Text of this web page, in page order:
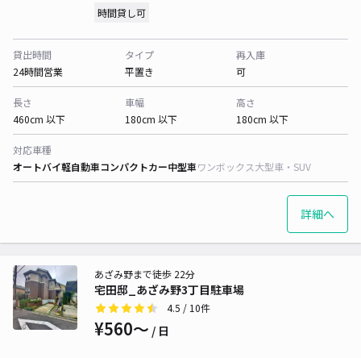
時間貸し可
貸出時間
24時間営業
タイプ
平置き
再入庫
可
長さ
460cm 以下
車幅
180cm 以下
高さ
180cm 以下
対応車種
オートバイ軽自動車コンパクトカー中型車ワンボックス大型車・SUV
詳細へ
宅田邸_あざみ野3丁目駐車場
あざみ野まで徒歩 22分
4.5 / 10件
¥560〜 / 日